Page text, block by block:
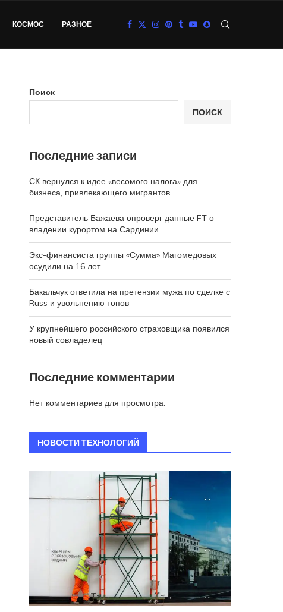
КОСМОС РАЗНОЕ
Поиск
ПОИСК
Последние записи
СК вернулся к идее «весомого налога» для
бизнеса, привлекающего мигрантов
Представитель Бажаева опроверг данные FT о
владении курортом на Сардинии
Экс-финансиста группы «Сумма» Магомедовых
осудили на 16 лет
Бакальчук ответила на претензии мужа по сделке с
Russ и увольнению топов
У крупнейшего российского страховщика появился
новый совладелец
Последние комментарии
Нет комментариев для просмотра.
НОВОСТИ ТЕХНОЛОГИЙ